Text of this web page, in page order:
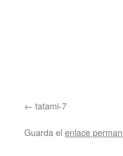
tatami-7
Guarda el enlace